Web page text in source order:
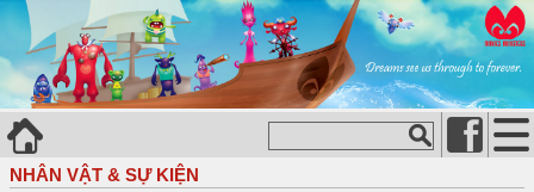
NHÂN VẬT & SỰ KIỆN